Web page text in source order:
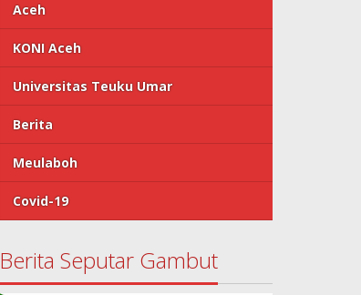
Aceh
KONI Aceh
Universitas Teuku Umar
Berita
Meulaboh
Covid-19
Berita Seputar Gambut